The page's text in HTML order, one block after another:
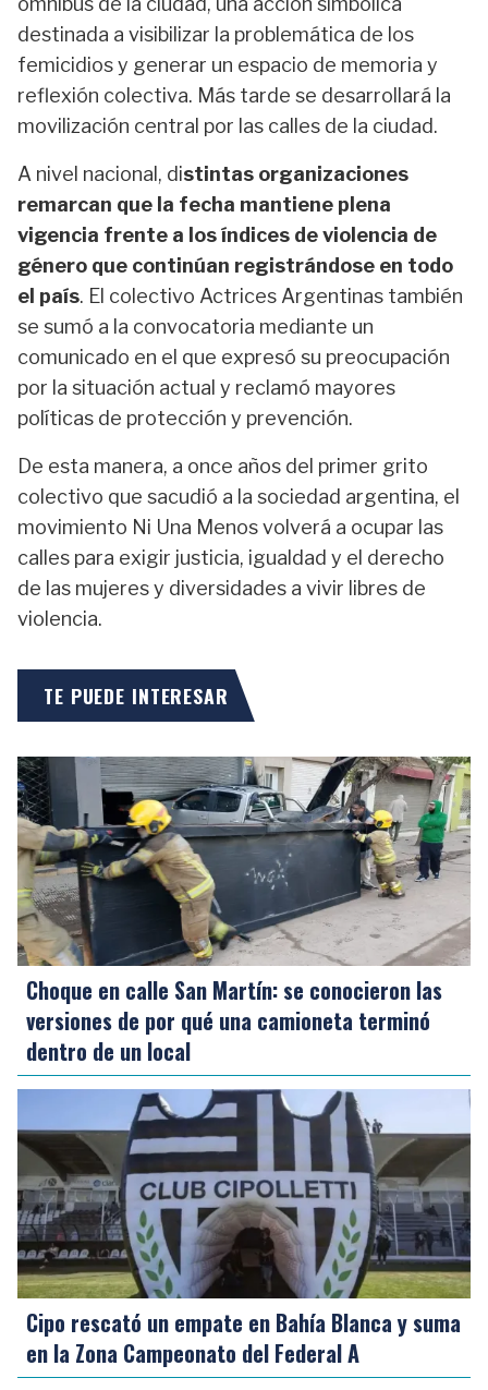
destinada a visibilizar la problemática de los
femicidios y generar un espacio de memoria y
reflexión colectiva. Más tarde se desarrollará la
movilización central por las calles de la ciudad.
A nivel nacional, distintas organizaciones
remarcan que la fecha mantiene plena
vigencia frente a los índices de violencia de
género que continúan registrándose en todo
el país. El colectivo Actrices Argentinas también
se sumó a la convocatoria mediante un
comunicado en el que expresó su preocupación
por la situación actual y reclamó mayores
políticas de protección y prevención.
De esta manera, a once años del primer grito
colectivo que sacudió a la sociedad argentina, el
movimiento Ni Una Menos volverá a ocupar las
calles para exigir justicia, igualdad y el derecho
de las mujeres y diversidades a vivir libres de
violencia.
TE PUEDE INTERESAR
Choque en calle San Martín: se conocieron las
versiones de por qué una camioneta terminó
dentro de un local
Cipo rescató un empate en Bahía Blanca y suma
en la Zona Campeonato del Federal A